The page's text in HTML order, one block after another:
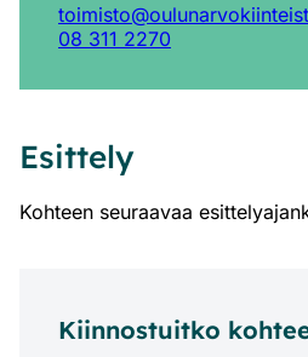
08 311 2270
Esittely
Kohteen seuraavaa
Kiinnostuitko